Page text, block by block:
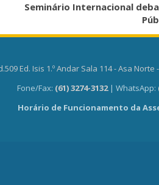
Seminário Internacional
Ed. Isis 1.º Andar Sala 114 - Asa Norte
Fone/Fax: (61) 3274-3132 | WhatsApp:
Horário de Funcionamento da